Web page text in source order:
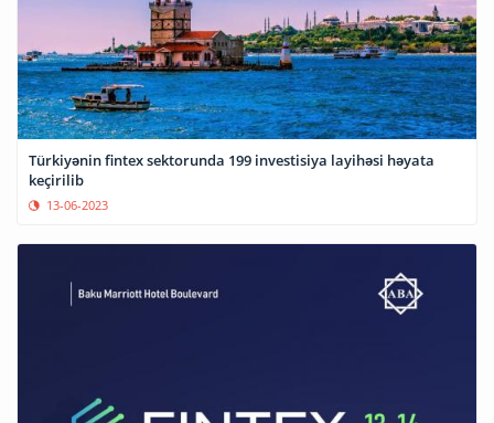
Türkiyənin fintex sektorunda 199 investisiya layihəsi həyata
keçirilib
13-06-2023